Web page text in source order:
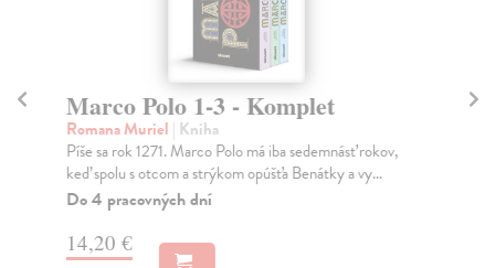
Marco Polo 1-3 - Komplet
Romana Muriel | Kniha
Píše sa rok 1271. Marco Polo má iba sedemnásť rokov,
keď spolu s otcom a strýkom opúšťa Benátky a vy...
Do 4 pracovných dní
14,20 €